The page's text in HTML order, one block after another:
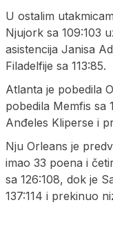
U ostalim
Njujork sa 109:103
asistencija Janisa
Filadelfije sa 113:85.
Atlanta je pobedila
pobedila Memfis sa
Anđeles Kliperse i
Nju Orleans je
imao 33 poena i
sa 126:108, dok je
137:114 i prekinuo